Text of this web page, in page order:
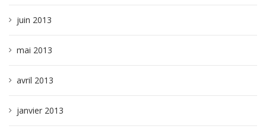
juin 2013
mai 2013
avril 2013
janvier 2013